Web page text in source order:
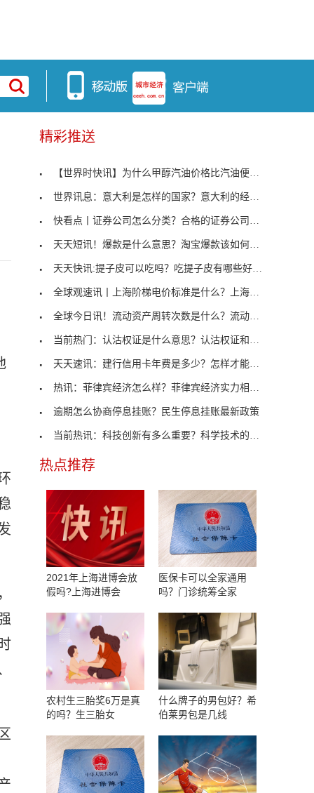
精彩推送
【世界时快讯】为什么甲醇汽油价格比汽油便宜？甲醇
世界讯息：意大利是怎样的国家？意大利的经济水平如
快看点丨证券公司怎么分类？合格的证券公司需要具备
天天短讯！爆款是什么意思？淘宝爆款该如何打造？
天天快讯:提子皮可以吃吗？吃提子皮有哪些好处？
全球观速讯丨上海阶梯电价标准是什么？上海阶梯电价
全球今日讯！流动资产周转次数是什么？流动资产周转
当前热门：认沽权证是什么意思？认沽权证和认售权证
天天速讯：建行信用卡年费是多少？怎样才能免年费？
热讯：菲律宾经济怎么样？菲律宾经济实力相当于我国
逾期怎么协商停息挂账？民生停息挂账最新政策
当前热讯：科技创新有多么重要？科学技术的发展有哪
热点推荐
2021年上海进博会放
假吗?上海进博会
医保卡可以全家通用
吗？门诊统筹全家
农村生三胎奖6万是真
的吗？生三胎女
什么牌子的男包好？希
伯莱男包是几线